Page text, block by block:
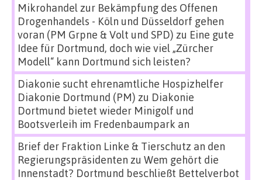
Mikrohandel zur Bekämpfung des Offenen
Drogenhandels - Köln und Düsseldorf gehen
voran (PM Grpne & Volt und SPD) zu Eine gute
Idee für Dortmund, doch wie viel „Zürcher
Modell“ kann Dortmund sich leisten?
Diakonie sucht ehrenamtliche Hospizhelfer
Diakonie Dortmund (PM) zu Diakonie
Dortmund bietet wieder Minigolf und
Bootsverleih im Fredenbaumpark an
Brief der Fraktion Linke & Tierschutz an den
Regierungspräsidenten zu Wem gehört die
Innenstadt? Dortmund beschließt Bettelverbot